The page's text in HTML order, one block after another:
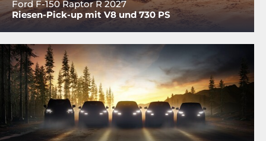
Ford F-150 Raptor R 2027
Riesen-Pick-up mit V8 und 730 PS